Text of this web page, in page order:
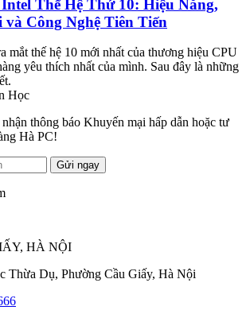
Thế Hệ Thứ 10: Hiệu Năng,
Công Nghệ Tiên Tiến
mắt thế hệ 10 mới nhất của thương hiệu CPU
yêu thích nhất của mình. Sau đây là những
Học
thông báo Khuyến mại hấp dẫn hoặc tư
Hà PC!
Gửi ngay
HÀ NỘI
Thừa Dụ, Phường Cầu Giấy, Hà Nội